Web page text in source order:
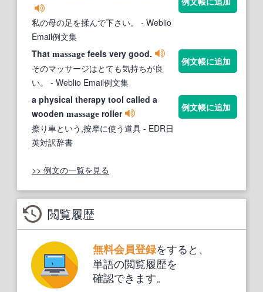
私の母の足を揉んで下さい。
- Weblio
Email例文集
That massage feels very good.
そのマッサージはとても気持ちが良
い。
- Weblio Email例文集
例文帳に追加
a physical therapy tool called a
wooden massage roller
擦り車という,按摩に使う道具 - EDR日
英対訳辞書
例文帳に追加
>> 例文の一覧を見る
閲覧履歴
無料会員登録をすると、
単語の閲覧履歴を
確認できます。